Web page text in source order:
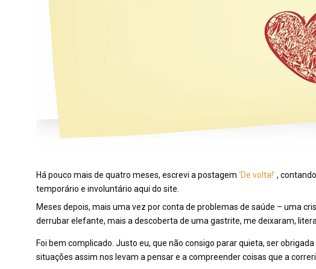
Há pouco mais de quatro meses, escrevi a postagem ‘De volta!’ ,
temporário e involuntário aqui do site.
Meses depois, mais uma vez por conta de problemas de saúde – uma
derrubar elefante, mais a descoberta de uma gastrite, me deixaram,
Foi bem complicado. Justo eu, que não consigo parar quieta, ser
situações assim nos levam a pensar e a compreender coisas que a